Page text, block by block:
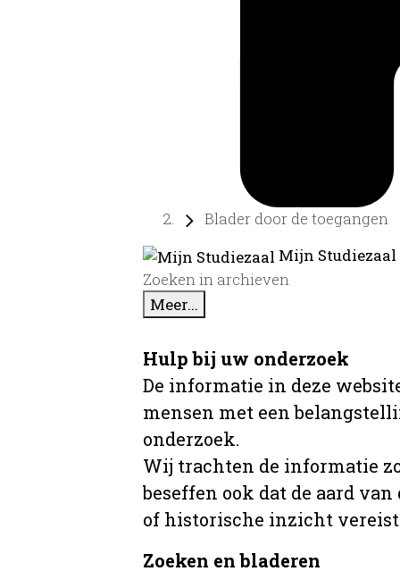
Blader door de toegangen
Mijn
Zoeken in archieven
Meer...
Hulp bij uw onderzoek
De informatie in deze
mensen met een
onderzoek.
Wij trachten de informatie
beseffen ook dat de aard
of historische inzicht
Zoeken en bladeren